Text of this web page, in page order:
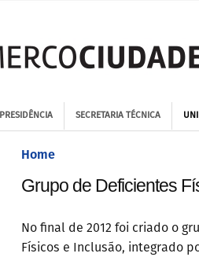
PRESIDÊNCIA SECRETARIA TÉCNICA
Home
Grupo de Deficientes
No final de 2012 foi criado o
Físicos e Inclusão, integrado